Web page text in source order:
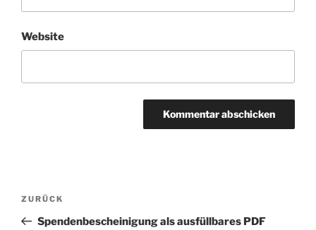
Website
Beitragsnavigation
Vorheriger
Beitrag
ZURÜCK
Spendenbescheinigung als ausfüllbares PDF